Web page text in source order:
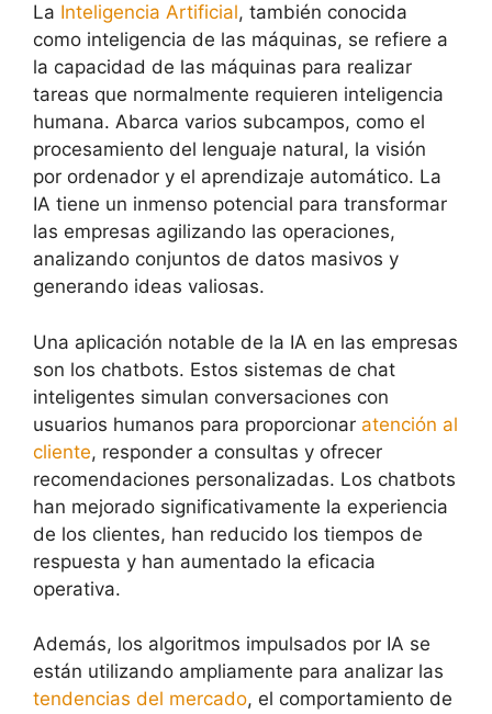
La Inteligencia Artificial, también conocida
como inteligencia de las máquinas, se refiere a
la capacidad de las máquinas para realizar
tareas que normalmente requieren inteligencia
humana. Abarca varios subcampos, como el
procesamiento del lenguaje natural, la visión
por ordenador y el aprendizaje automático. La
IA tiene un inmenso potencial para transformar
las empresas agilizando las operaciones,
analizando conjuntos de datos masivos y
generando ideas valiosas.
Una aplicación notable de la IA en las empresas
son los chatbots. Estos sistemas de chat
inteligentes simulan conversaciones con
usuarios humanos para proporcionar atención al
cliente, responder a consultas y ofrecer
recomendaciones personalizadas. Los chatbots
han mejorado significativamente la experiencia
de los clientes, han reducido los tiempos de
respuesta y han aumentado la eficacia
operativa.
Además, los algoritmos impulsados por IA se
están utilizando ampliamente para analizar las
tendencias del mercado, el comportamiento de